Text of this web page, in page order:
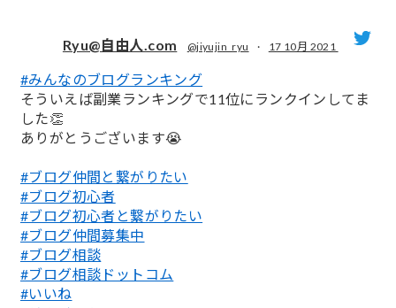
;
Ryu@自由人.com @jiyujin_ryu · 17 10月 2021
#みんなのブログランキング
そういえば副業ランキングで11位にランクインしてま
した👏
ありがとうございます😭
#ブログ仲間と繋がりたい
#ブログ初心者
#ブログ初心者と繋がりたい
#ブログ仲間募集中
#ブログ相談
#ブログ相談ドットコム
#いいね